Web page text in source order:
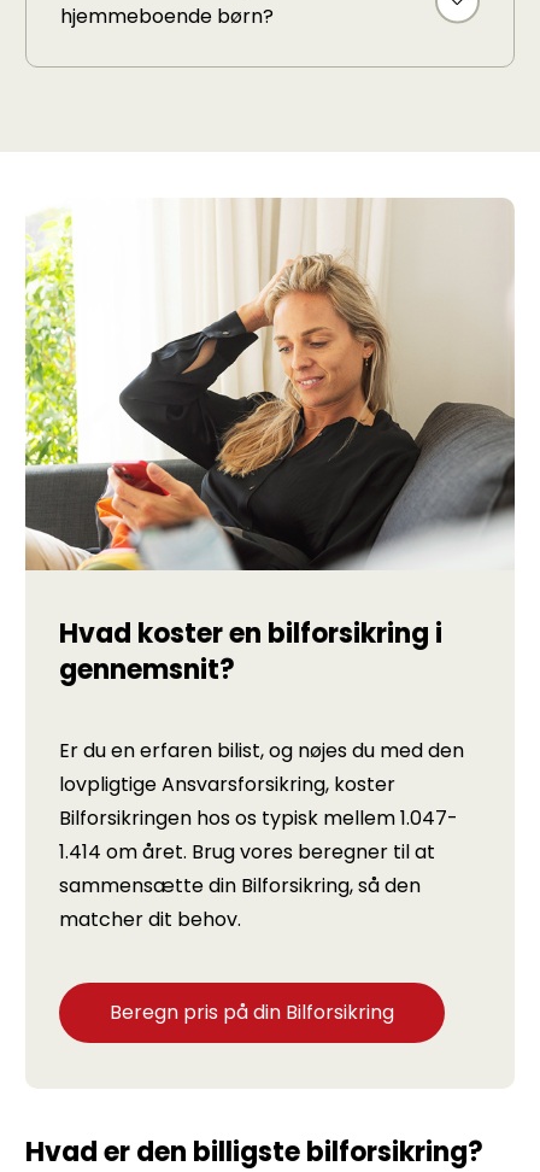
hjemmeboende børn?
Hvad koster en bilforsikring i
gennemsnit?
Er du en erfaren bilist, og nøjes du med den
lovpligtige Ansvarsforsikring, koster
Bilforsikringen hos os typisk mellem 1.047-
1.414 om året. Brug vores beregner til at
sammensætte din Bilforsikring, så den
matcher dit behov.
Beregn pris på din Bilforsikring
Hvad er den billigste bilforsikring?